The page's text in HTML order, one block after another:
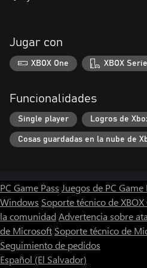
Jugar con
XBOX One XBOX
Funcionalidades
Single player Logros de
Cosas guardadas en la nube de
PC Game Pass Juegos de PC Game
Windows Soporte técnico de XBOX
la comunidad Advertencia sobre
de Microsoft Soporte técnico de
Seguimiento de pedidos
Español (El Salvador)